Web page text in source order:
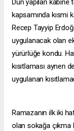
Dün yapılan kabine
kapsamında kısmi
Recep Tayyip
uygulanacak olan
yürürlüğe kondu.
kısıtlaması aynen
uygulanan
Ramazanın ilk iki
olan sokağa çıkma